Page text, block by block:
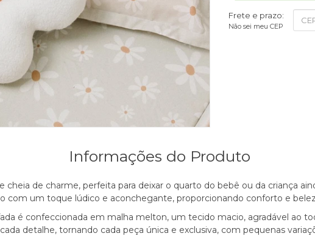
Frete e prazo:
Não sei meu CEP
Informações do Produto
cheia de charme, perfeita para deixar o quarto do bebê ou da criança
com um toque lúdico e aconchegante, proporcionando conforto e
é confeccionada em malha melton, um tecido macio, agradável ao
detalhe, tornando cada peça única e exclusiva, com pequenas